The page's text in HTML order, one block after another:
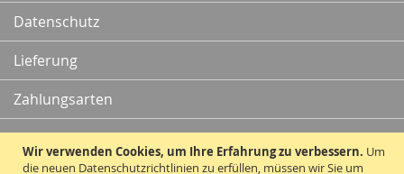
Wir verwenden Cookies, um Ihre Erfahrung zu verbessern. Um
die neuen Datenschutzrichtlinien zu erfüllen, müssen wir Sie um
Datenschutz
Lieferung
Zahlungsarten
Kontakt